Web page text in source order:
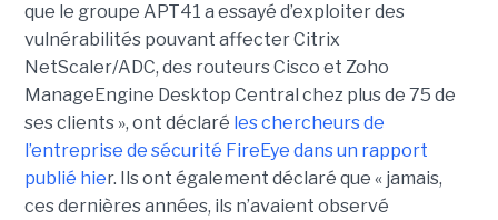
que le groupe APT41 a essayé d’exploiter des
vulnérabilités pouvant affecter Citrix
NetScaler/ADC, des routeurs Cisco et Zoho
ManageEngine Desktop Central chez plus de 75 de
ses clients », ont déclaré les chercheurs de
l’entreprise de sécurité FireEye dans un rapport
publié hier. Ils ont également déclaré que « jamais,
ces dernières années, ils n’avaient observé